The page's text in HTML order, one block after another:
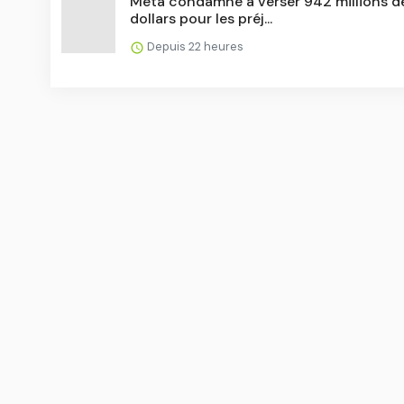
dollars pour les préj...
Depuis 22 heures